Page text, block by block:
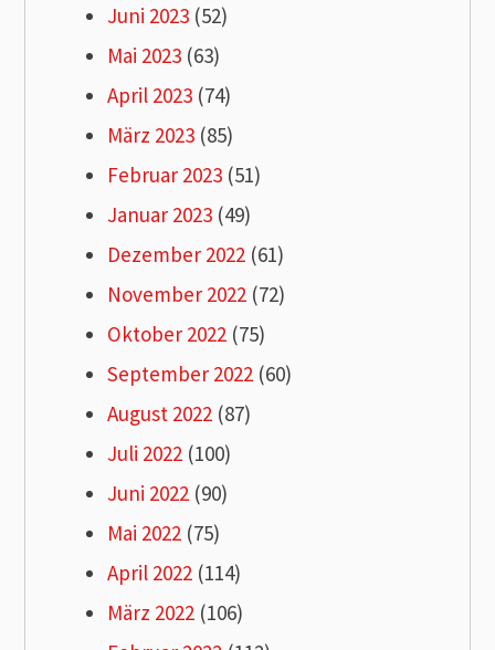
Juni 2023 (52)
Mai 2023 (63)
April 2023 (74)
März 2023 (85)
Februar 2023 (51)
Januar 2023 (49)
Dezember 2022 (61)
November 2022 (72)
Oktober 2022 (75)
September 2022 (60)
August 2022 (87)
Juli 2022 (100)
Juni 2022 (90)
Mai 2022 (75)
April 2022 (114)
März 2022 (106)